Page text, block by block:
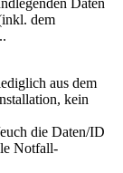
Daten
dem
aus dem
kein
die Daten/ID
Notfall-